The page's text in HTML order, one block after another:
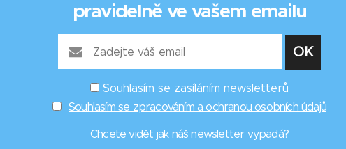
pravidelně ve vašem emailu
Souhlasím se zasíláním newsletterů
Souhlasím se zpracováním a ochranou osobních údajů
Chcete vidět jak náš newsletter vypadá?